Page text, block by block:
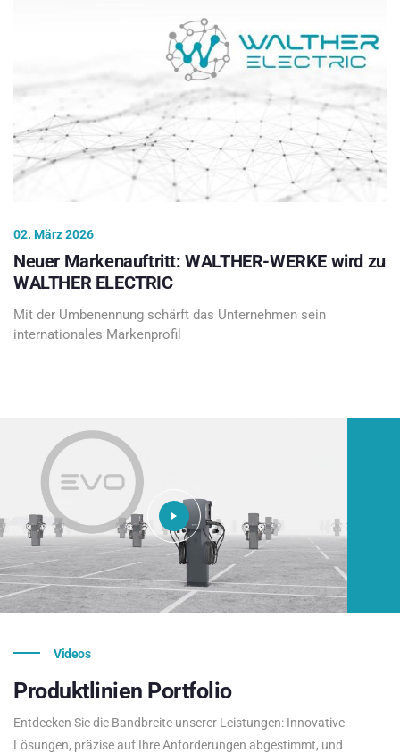
02. März 2026
Neuer Markenauftritt: WALTHER-WERKE wird zu
WALTHER ELECTRIC
Mit der Umbenennung schärft das Unternehmen sein
internationales Markenprofil
Videos
Produktlinien Portfolio
Entdecken Sie die Bandbreite unserer Leistungen: Innovative
Lösungen, präzise auf Ihre Anforderungen abgestimmt, und